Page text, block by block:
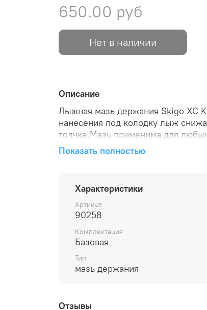
650.00 руб
Нет в наличии
Описание
Лыжная мазь держания Skigo XC
нанесения под колодку лыж
толчке.Мазь применима для
грубого. при температурном
как верхний слой поверх других
комбинируются и просты в
держания Skigo XC Yellow-
лыж снижая отдачу
XC Kickwax Yellow -1/+5C
Показать полностью
Характеристики
Артикул
90258
Комплектация
Базовая
Тип
мазь держания
Отзывы